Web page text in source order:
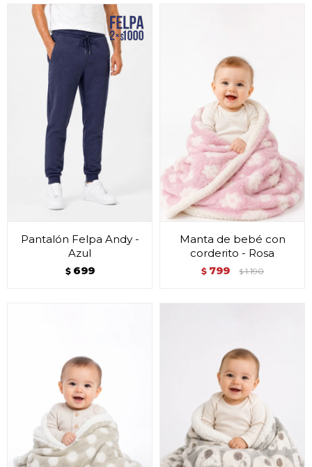
Pantalón Felpa Andy -
Azul
$ 699
Manta de bebé con
corderito - Rosa
$ 799 $ 1.190